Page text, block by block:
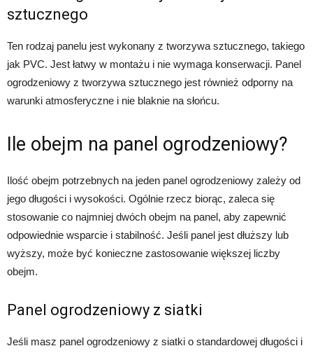
sztucznego
Ten rodzaj panelu jest wykonany z tworzywa sztucznego, takiego
jak PVC. Jest łatwy w montażu i nie wymaga konserwacji. Panel
ogrodzeniowy z tworzywa sztucznego jest również odporny na
warunki atmosferyczne i nie blaknie na słońcu.
Ile obejm na panel ogrodzeniowy?
Ilość obejm potrzebnych na jeden panel ogrodzeniowy zależy od
jego długości i wysokości. Ogólnie rzecz biorąc, zaleca się
stosowanie co najmniej dwóch obejm na panel, aby zapewnić
odpowiednie wsparcie i stabilność. Jeśli panel jest dłuższy lub
wyższy, może być konieczne zastosowanie większej liczby
obejm.
Panel ogrodzeniowy z siatki
Jeśli masz panel ogrodzeniowy z siatki o standardowej długości i